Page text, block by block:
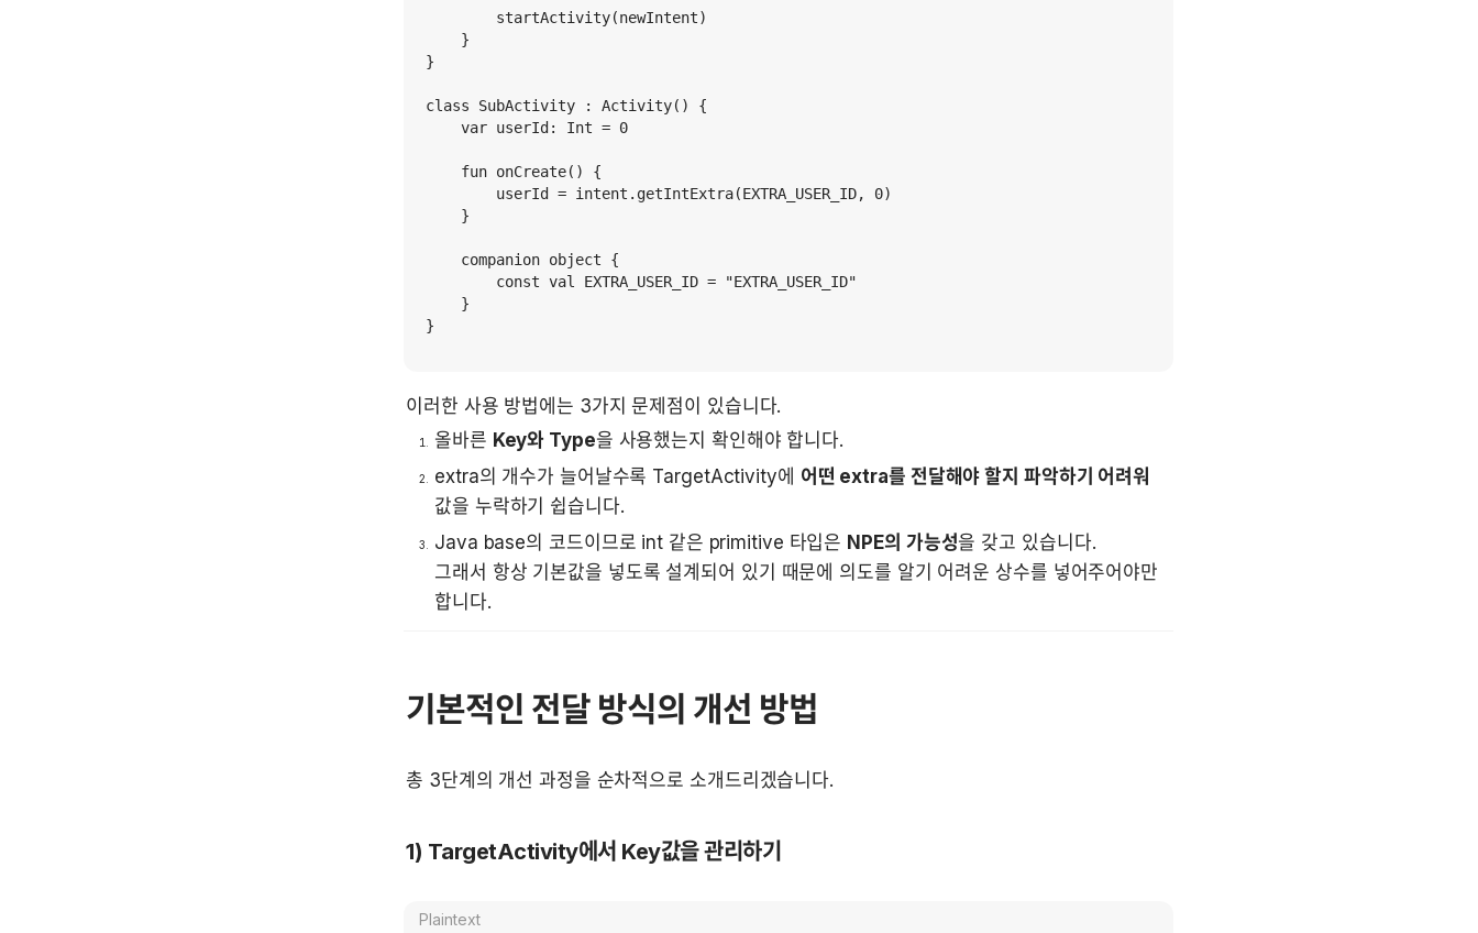
        startActivity(newIntent)
    }
}
class SubActivity : Activity() {
    var userId: Int = 0
    fun onCreate() {
        userId = intent.getIntExtra(EXTRA_USER_ID, 0)
    }
    companion object {
        const val EXTRA_USER_ID = "EXTRA_USER_ID"
    }
}
이러한 사용 방법에는 3가지 문제점이 있습니다.
올바른 Key와 Type을 사용했는지 확인해야 합니다.
extra의 개수가 늘어날수록 TargetActivity에 어떤 extra를 전달해야 할지 파악하기 어려워
값을 누락하기 쉽습니다.
Java base의 코드이므로 int 같은 primitive 타입은 NPE의 가능성을 갖고 있습니다.
그래서 항상 기본값을 넣도록 설계되어 있기 때문에 의도를 알기 어려운 상수를 넣어주어야만
합니다.
기본적인 전달 방식의 개선 방법
총 3단계의 개선 과정을 순차적으로 소개드리겠습니다.
1) TargetActivity에서 Key값을 관리하기
Plaintext